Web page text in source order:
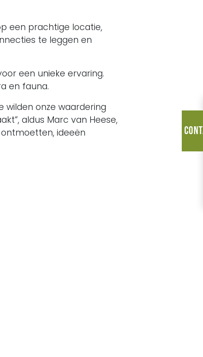
een prachtige locatie,
te leggen en
een unieke ervaring.
en fauna.
wilden onze waardering
aldus Marc van Heese,
ideeën